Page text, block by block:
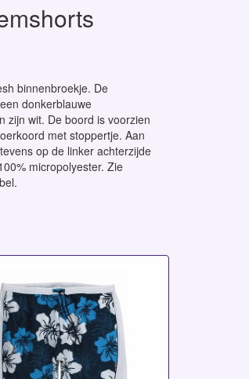
binnenbroekje. De
donkerblauwe
zijn wit. De boord is voorzien
met stoppertje. Aan
op de linker achterzijde
micropolyester. Zie